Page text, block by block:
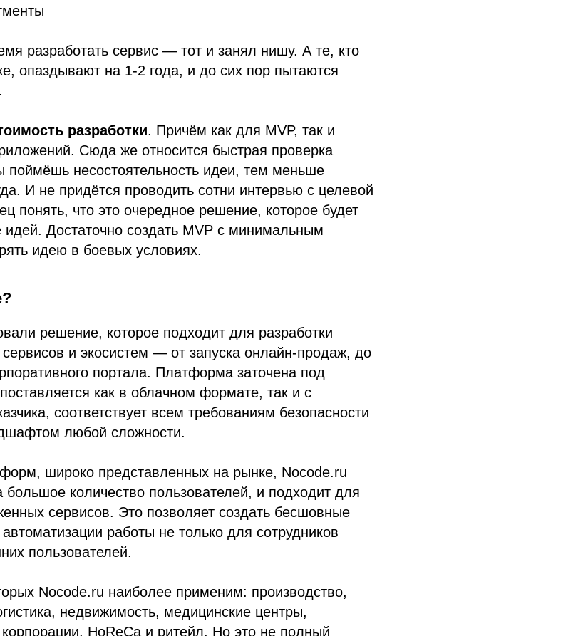
разработать сервис — тот и занял нишу. А те, кто
опаздывают на 1-2 года, и до сих пор пытаются
разработки. Причём как для MVP, так и
Сюда же относится быстрая проверка
поймёшь несостоятельность идеи, тем меньше
И не придётся проводить сотни интервью с целевой
понять, что это очередное решение, которое будет
Достаточно создать MVP с минимальным
идею в боевых условиях.
решение, которое подходит для разработки
и экосистем — от запуска онлайн-продаж, до
портала. Платформа заточена под
как в облачном формате, так и с
соответствует всем требованиям безопасности
любой сложности.
широко представленных на рынке, Nocode.ru
большое количество пользователей, и подходит для
сервисов. Это позволяет создать бесшовные
работы не только для сотрудников
пользователей.
Nocode.ru наиболее применим: производство,
недвижимость, медицинские центры,
HoReCa и ритейл. Но это не полный